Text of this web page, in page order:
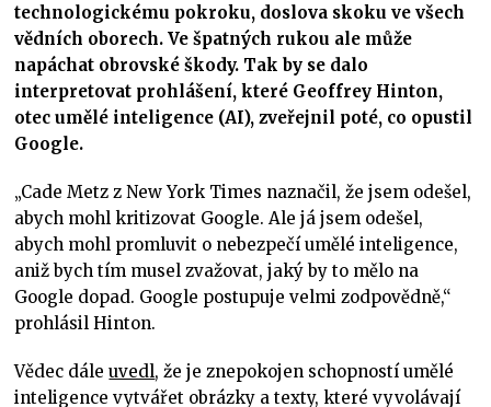
technologickému pokroku, doslova skoku ve všech
vědních oborech. Ve špatných rukou ale může
napáchat obrovské škody. Tak by se dalo
interpretovat prohlášení, které Geoffrey Hinton,
otec umělé inteligence (AI), zveřejnil poté, co opustil
Google.
„Cade Metz z New York Times naznačil, že jsem odešel,
abych mohl kritizovat Google. Ale já jsem odešel,
abych mohl promluvit o nebezpečí umělé inteligence,
aniž bych tím musel zvažovat, jaký by to mělo na
Google dopad. Google postupuje velmi zodpovědně,“
prohlásil Hinton.
Vědec dáleuvedl, že je znepokojen schopností umělé
inteligence vytvářet obrázky a texty, které vyvolávají